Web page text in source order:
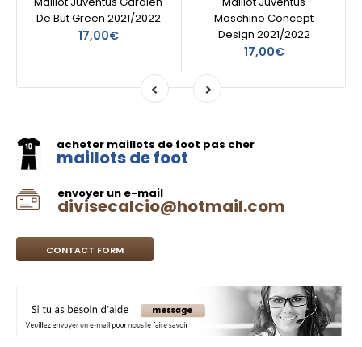
De But Green 2021/2022
17,00€
Moschino Concept
Design 2021/2022
17,00€
acheter maillots de foot pas cher
maillots de foot
envoyer un e-mail
divisecalcio@hotmail.com
CONTACT FORM